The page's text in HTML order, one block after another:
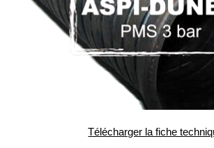
Télécharger la fiche